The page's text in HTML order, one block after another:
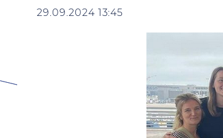
29.09.2024 13:45